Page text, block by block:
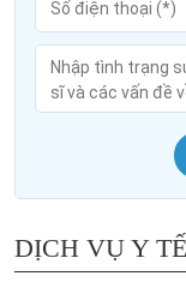
DỊCH VỤ Y TẾ